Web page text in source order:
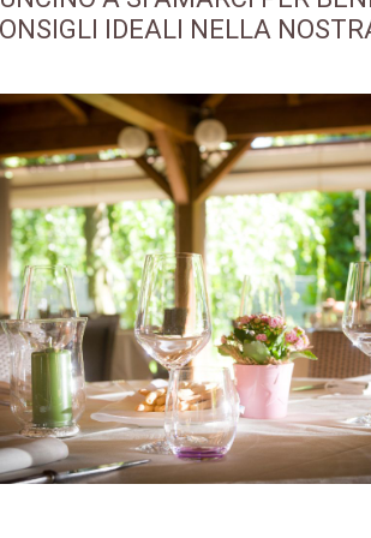
IDEALI NELLA